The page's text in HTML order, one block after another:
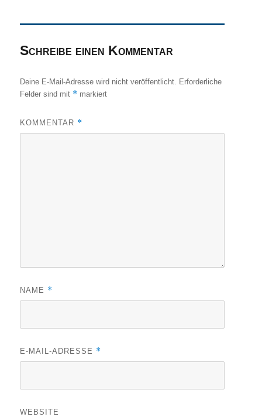
Schreibe einen Kommentar
Deine E-Mail-Adresse wird nicht veröffentlicht. Erforderliche
Felder sind mit * markiert
KOMMENTAR *
NAME *
E-MAIL-ADRESSE *
WEBSITE